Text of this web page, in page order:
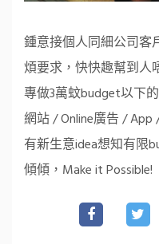
鍾意接個人同細公司客
煩要求，快快趣幫到人
專做3萬蚊budget以下
網站 / Online廣告 / App
有新生意idea想知有限
傾傾，Make it Possible!